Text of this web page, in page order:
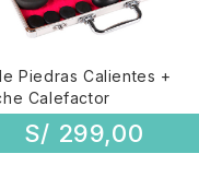
Piedras Calientes +
Calefactor
S/ 299,00